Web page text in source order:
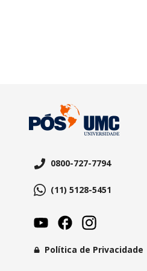
0800-727-7794
(11) 5128-5451
Política de Privacidade